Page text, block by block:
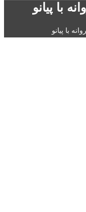
با پیانو
با پیانو